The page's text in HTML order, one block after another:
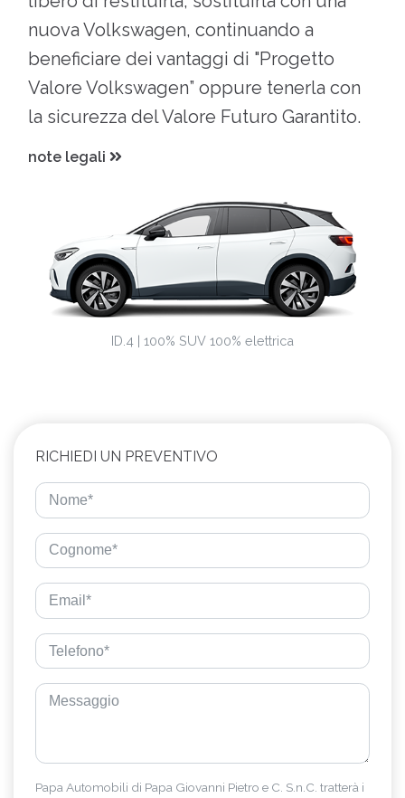
nuova Volkswagen, continuando a
beneficiare dei vantaggi di "Progetto
Valore Volkswagen” oppure tenerla con
la sicurezza del Valore Futuro Garantito.
note legali
ID.4 | 100% SUV 100% elettrica
RICHIEDI UN PREVENTIVO
Papa Automobili di Papa Giovanni Pietro e C. S.n.C. tratterà i